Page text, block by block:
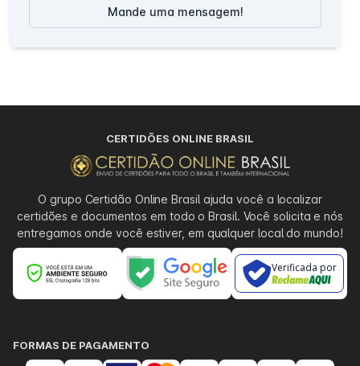
Mande uma mensagem!
CERTIDÕES ONLINE BRASIL
O grupo Certidão Online Brasil ajuda você a localizar
certidões e documentos em todo o Brasil. Você solicita e nós
entregamos onde você estiver, em qualquer local do mundo!
Verificada por
FORMAS DE PAGAMENTO